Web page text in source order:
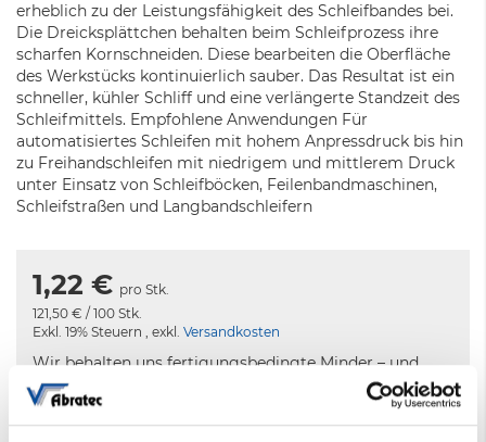
erheblich zu der Leistungsfähigkeit des Schleifbandes bei.
Die Dreicksplättchen behalten beim Schleifprozess ihre
scharfen Kornschneiden. Diese bearbeiten die Oberfläche
des Werkstücks kontinuierlich sauber. Das Resultat ist ein
schneller, kühler Schliff und eine verlängerte Standzeit des
Schleifmittels. Empfohlene Anwendungen Für
automatisiertes Schleifen mit hohem Anpressdruck bis hin
zu Freihandschleifen mit niedrigem und mittlerem Druck
unter Einsatz von Schleifböcken, Feilenbandmaschinen,
Schleifstraßen und Langbandschleifern
1,22 € pro Stk.
121,50 € / 100 Stk.
Exkl. 19% Steuern , exkl. Versandkosten
Wir behalten uns fertigungsbedingte Minder – und
Überlieferungen vor.
Lieferzeit: 5-8 Werktage